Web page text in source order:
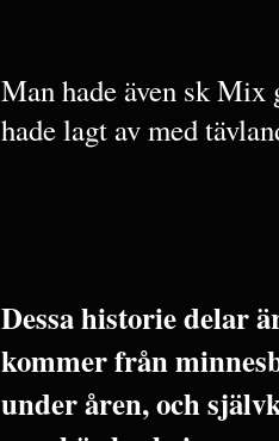
Man hade även sk Mix
hade lagt av med
Dessa historie delar
kommer från
under åren, och